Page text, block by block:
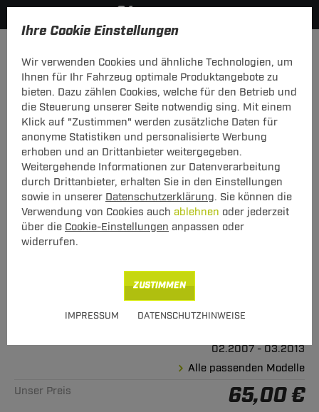
Ihre Cookie Einstellungen
Wir verwenden Cookies und ähnliche Technologien, um
Ihnen für Ihr Fahrzeug optimale Produktangebote zu
bieten. Dazu zählen Cookies, welche für den Betrieb und
die Steuerung unserer Seite notwendig sing. Mit einem
Klick auf "Zustimmen" werden zusätzliche Daten für
anonyme Statistiken und personalisierte Werbung
erhoben und an Drittanbieter weitergegeben.
Weitergehende Informationen zur Datenverarbeitung
durch Drittanbieter, erhalten Sie in den Einstellungen
sowie in unserer Datenschutzerklärung. Sie können die
Verwendung von Cookies auch ablehnen oder jederzeit
über die Cookie-Einstellungen anpassen oder
widerrufen.
IMPRESSUM DATENSCHUTZHINWEISE
ZUSTIMMEN
Hier geht's zur Fahrzeugübersicht: Peugeot 4007
G3 Dachträger Clop Peugeot 4007
02.2007 - 03.2013
mit offener Dachreling
Geeignet für
02.2007 - 03.2013
Alle passenden Modelle
Unser Preis
65,00 €